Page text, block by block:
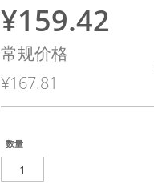
特
殊
价
格
¥159.42
常规价格
¥167.81
数量